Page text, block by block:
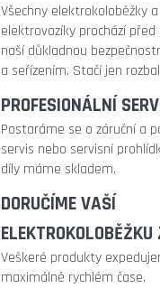
Všechny elektrokoloběžky a
elektrovozíky prochází
naší důkladnou
a seřízením. Stačí jen
PROFESIONÁLNÍ
Postaráme se o záruční a
servis nebo servisní
díly máme skladem.
DORUČÍME VAŠÍ
Veškeré produkty
maximálně rychlém čase.